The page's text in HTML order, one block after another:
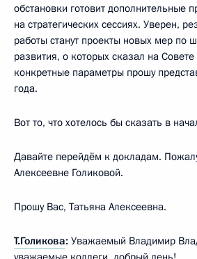
обстановки готовит дополнительные
на стратегических сессиях. Уверен,
работы станут проекты новых мер по
развития, о которых сказал на
конкретные параметры прошу
года.
Вот то, что хотелось бы сказать в
Давайте перейдём к докладам.
Алексеевне Голиковой.
Прошу Вас, Татьяна Алексеевна.
Т.Голикова: Уважаемый Владимир